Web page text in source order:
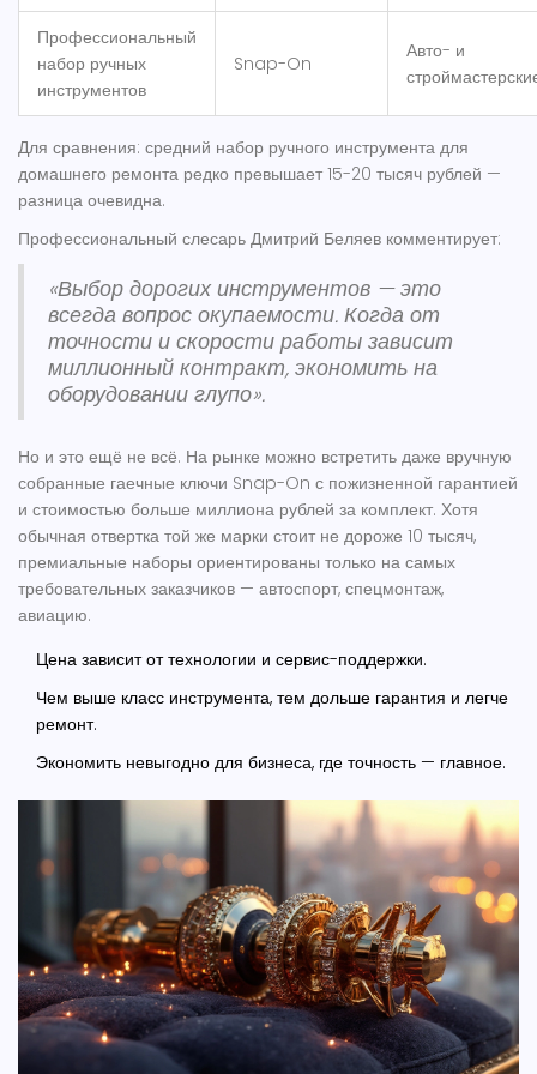
Профессиональный
набор ручных
инструментов
Snap-On
Авто- и
Для сравнения: средний набор ручного инструмента для
домашнего ремонта редко превышает 15-20 тысяч рублей —
разница очевидна.
Профессиональный слесарь Дмитрий Беляев комментирует:
«Выбор дорогих инструментов — это
всегда вопрос окупаемости. Когда от
точности и скорости работы зависит
миллионный контракт, экономить на
оборудовании глупо».
Но и это ещё не всё. На рынке можно встретить даже вручную
собранные гаечные ключи Snap-On с пожизненной гарантией
и стоимостью больше миллиона рублей за комплект. Хотя
обычная отвертка той же марки стоит не дороже 10 тысяч,
премиальные наборы ориентированы только на самых
требовательных заказчиков — автоспорт, спецмонтаж,
авиацию.
Цена зависит от технологии и сервис-поддержки.
Чем выше класс инструмента, тем дольше гарантия и легче
ремонт.
Экономить невыгодно для бизнеса, где точность — главное.